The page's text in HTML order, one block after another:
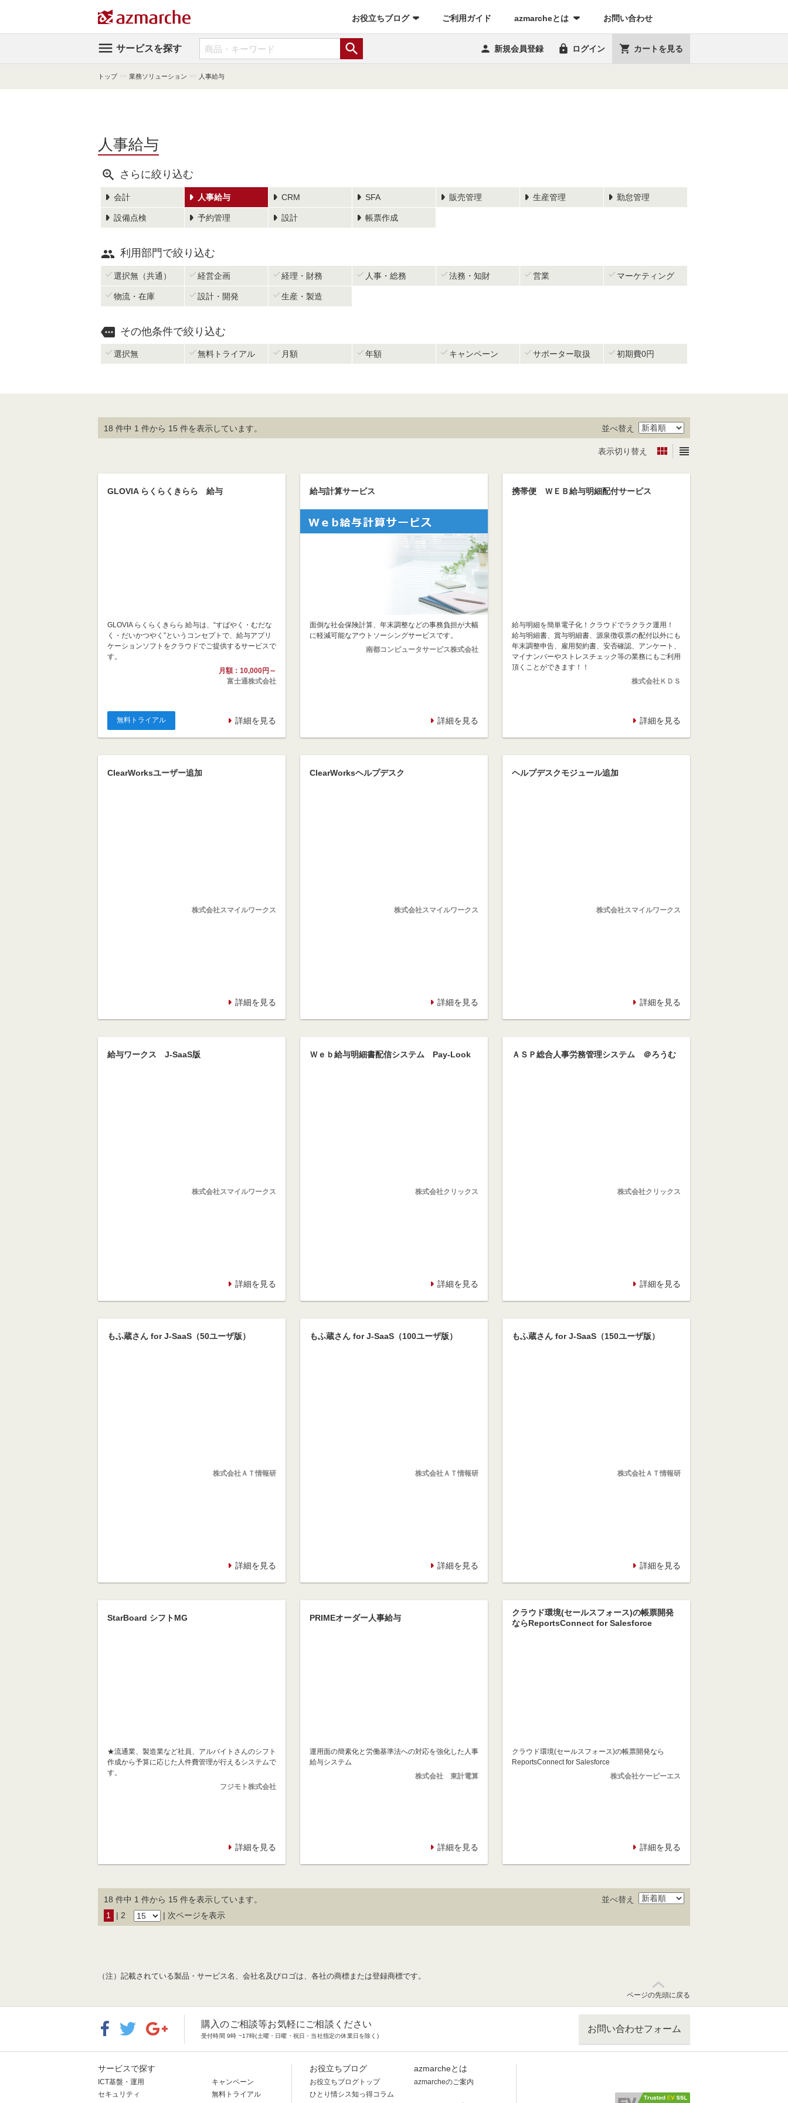
お役立ちブログ ご利用ガイド (current)azmarcheとは お問い合わせ
 サービスを探す   新規会員登録  ログイン  カートを見る
トップ >> 業務ソリューション >> 人事給与
人事給与
 さらに絞り込む
会計 人事給与 CRM SFA 販売管理 生産管理 勤怠管理
設備点検 予約管理 設計 帳票作成
 利用部門で絞り込む
 選択無（共通）  経営企画  経理・財務  人事・総務  法務・知財  営業  マーケティング
 物流・在庫  設計・開発  生産・製造
 その他条件で絞り込む
 選択無  無料トライアル  月額  年額  キャンペーン  サポーター取扱  初期費0円
18 件中 1 件から 15 件を表示しています。 並べ替え
表示切り替え  
GLOVIA らくらくきらら 給与
GLOVIA らくらくきらら 給与は、“すばやく・むだな
く・だいかつやく”というコンセプトで、給与アプリ
ケーションソフトをクラウドでご提供するサービスで
す。
月額：10,000円～
富士通株式会社
無料トライアル 詳細を見る
給与計算サービス
面倒な社会保険計算、年末調整などの事務負担が大幅
に軽減可能なアウトソーシングサービスです。
南都コンピュータサービス株式会社
詳細を見る
携帯便 ＷＥＢ給与明細配付サービス
給与明細を簡単電子化！クラウドでラクラク運用！
給与明細書、賞与明細書、源泉徴収票の配付以外にも
年末調整申告、雇用契約書、安否確認、アンケート、
マイナンバーやストレスチェック等の業務にもご利用
頂くことができます！！
株式会社ＫＤＳ
詳細を見る
ClearWorksユーザー追加
株式会社スマイルワークス
詳細を見る
ClearWorksヘルプデスク
株式会社スマイルワークス
詳細を見る
ヘルプデスクモジュール追加
株式会社スマイルワークス
詳細を見る
給与ワークス J-SaaS版
株式会社スマイルワークス
詳細を見る
Ｗｅｂ給与明細書配信システム Pay-Look
株式会社クリックス
詳細を見る
ＡＳＰ総合人事労務管理システム ＠ろうむ
株式会社クリックス
詳細を見る
もふ蔵さん for J-SaaS（50ユーザ版）
株式会社ＡＴ情報研
詳細を見る
もふ蔵さん for J-SaaS（100ユーザ版）
株式会社ＡＴ情報研
詳細を見る
もふ蔵さん for J-SaaS（150ユーザ版）
株式会社ＡＴ情報研
詳細を見る
StarBoard シフトMG
★流通業、製造業など社員、アルバイトさんのシフト
作成から予算に応じた人件費管理が行えるシステムで
す。
フジモト株式会社
詳細を見る
PRIMEオーダー人事給与
運用面の簡素化と労働基準法への対応を強化した人事
給与システム
株式会社 東計電算
詳細を見る
クラウド環境(セールスフォース)の帳票開発
ならReportsConnect for Salesforce
クラウド環境(セールスフォース)の帳票開発なら
ReportsConnect for Salesforce
株式会社ケーピーエス
詳細を見る
18 件中 1 件から 15 件を表示しています。
並べ替え
1
| 2 | 次ページを表示
（注）記載されている製品・サービス名、会社名及びロゴは、各社の商標または登録商標です。
ページの先頭に戻る
購入のご相談等お気軽にご相談ください
受付時間 9時 ~17時(土曜・日曜・祝日・当社指定の休業日を除く)
お問い合わせフォーム
サービスで探す
ICT基盤・運用
セキュリティ
キャンペーン
無料トライアル
お役立ちブログ
お役立ちブログトップ
ひとり情シス知っ得コラム
azmarcheとは
azmarcheのご案内